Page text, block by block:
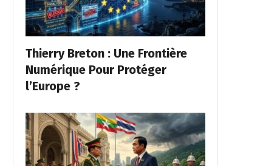
Thierry Breton : Une Frontière
Numérique Pour Protéger
l’Europe ?